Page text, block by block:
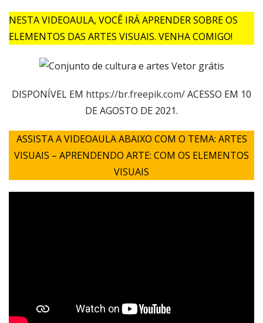
NESTA VIDEOAULA, VOCÊ IRÁ APRENDER SOBRE OS
ELEMENTOS DAS ARTES VISUAIS. VENHA COMIGO!
DISPONÍVEL EM https://br.freepik.com/ACESSO EM 10
DE AGOSTO DE 2021.
ASSISTA A VIDEOAULA ABAIXO COM O TEMA: ARTES
VISUAIS – APRENDENDO ARTE: COM OS ELEMENTOS
VISUAIS